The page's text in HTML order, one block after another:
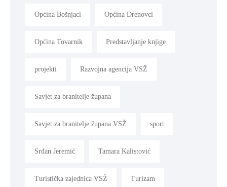
Općina Bošnjaci Općina Drenovci
Općina Tovarnik Predstavljanje knjige
projekti Razvojna agencija VSŽ
Savjet za branitelje župana
Savjet za branitelje župana VSŽ sport
Srđan Jeremić Tamara Kalistović
Turistička zajednica VSŽ Turizam